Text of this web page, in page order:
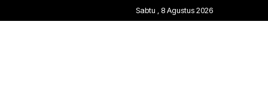
Sabtu , 8 Agustus 2026